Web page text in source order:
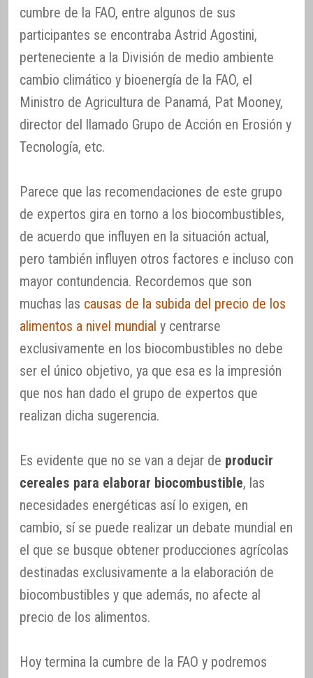
cumbre de la FAO, entre algunos de sus
participantes se encontraba Astrid Agostini,
perteneciente a la División de medio ambiente
cambio climático y bioenergía de la FAO, el
Ministro de Agricultura de Panamá, Pat Mooney,
director del llamado Grupo de Acción en Erosión y
Tecnología, etc.
Parece que las recomendaciones de este grupo
de expertos gira en torno a los biocombustibles,
de acuerdo que influyen en la situación actual,
pero también influyen otros factores e incluso con
mayor contundencia. Recordemos que son
muchas las causas de la subida del precio de los
alimentos a nivel mundial y centrarse
exclusivamente en los biocombustibles no debe
ser el único objetivo, ya que esa es la impresión
que nos han dado el grupo de expertos que
realizan dicha sugerencia.
Es evidente que no se van a dejar de producir
cereales para elaborar biocombustible, las
necesidades energéticas así lo exigen, en
cambio, sí se puede realizar un debate mundial en
el que se busque obtener producciones agrícolas
destinadas exclusivamente a la elaboración de
biocombustibles y que además, no afecte al
precio de los alimentos.
Hoy termina la cumbre de la FAO y podremos